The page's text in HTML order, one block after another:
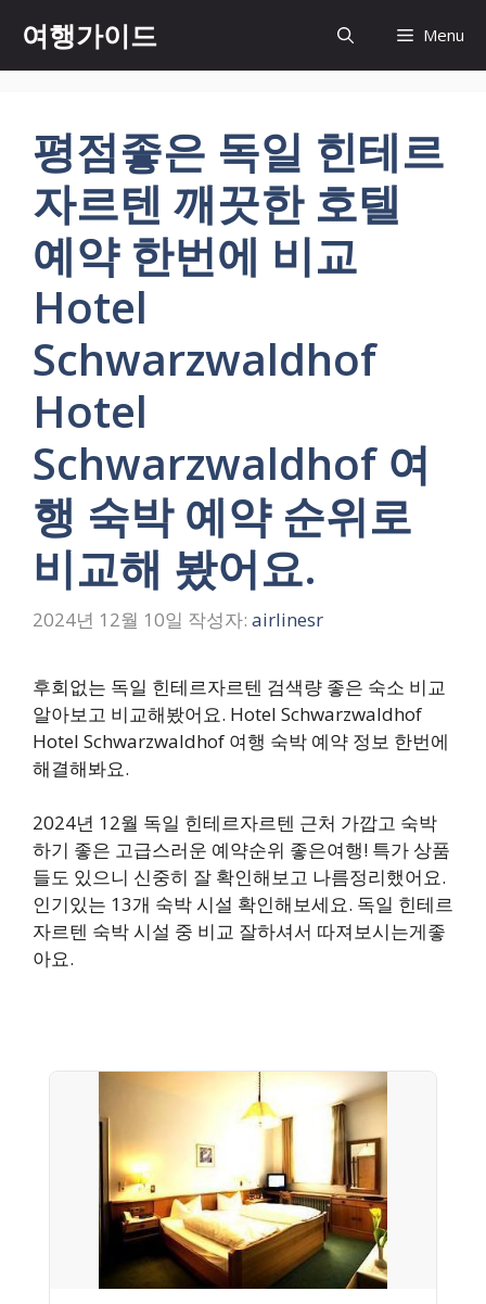
츠
여행가이드 Menu
평점좋은 독일 힌테르
자르텐 깨끗한 호텔
예약 한번에 비교
Hotel
Schwarzwaldhof
Hotel
Schwarzwaldhof 여
행 숙박 예약 순위로
비교해 봤어요.
2024년 12월 10일 작성자: airlinesr
후회없는 독일 힌테르자르텐 검색량 좋은 숙소 비교
알아보고 비교해봤어요. Hotel Schwarzwaldhof
Hotel Schwarzwaldhof 여행 숙박 예약 정보 한번에
해결해봐요.
2024년 12월 독일 힌테르자르텐 근처 가깝고 숙박
하기 좋은 고급스러운 예약순위 좋은여행! 특가 상품
들도 있으니 신중히 잘 확인해보고 나름정리했어요.
인기있는 13개 숙박 시설 확인해보세요. 독일 힌테르
자르텐 숙박 시설 중 비교 잘하셔서 따져보시는게좋
아요.